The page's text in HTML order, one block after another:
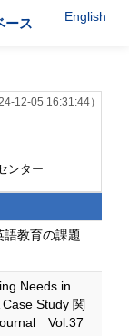
ース English
12-05 16:31:44）
ンター
語教育の課題
Needs in
Study 関
Vol.37